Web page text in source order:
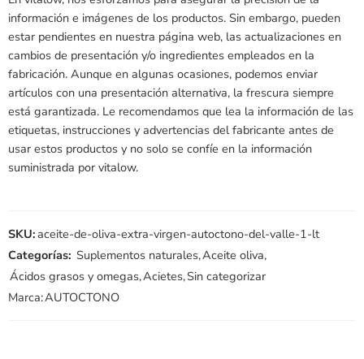
información e imágenes de los productos. Sin embargo, pueden
estar pendientes en nuestra página web, las actualizaciones en
cambios de presentación y/o ingredientes empleados en la
fabricación. Aunque en algunas ocasiones, podemos enviar
artículos con una presentación alternativa, la frescura siempre
está garantizada. Le recomendamos que lea la información de las
etiquetas, instrucciones y advertencias del fabricante antes de
usar estos productos y no solo se confíe en la información
suministrada por vitalow.
SKU:aceite-de-oliva-extra-virgen-autoctono-del-valle-1-lt
Categorías: Suplementos naturales,Aceite oliva,
Ácidos grasos y omegas,Acietes,Sin categorizar
Marca:AUTOCTONO